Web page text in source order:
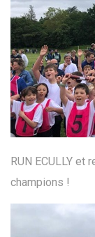
RUN ECULLY et
champions !